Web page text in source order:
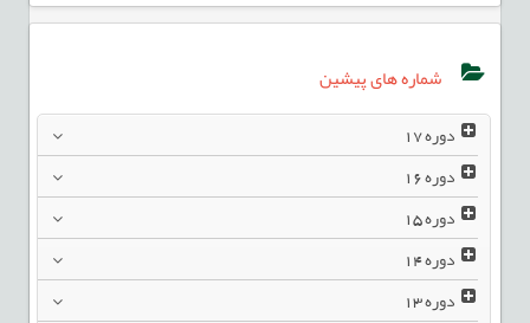
شماره های پیشین
دوره17
دوره16
دوره15
دوره14
دوره13